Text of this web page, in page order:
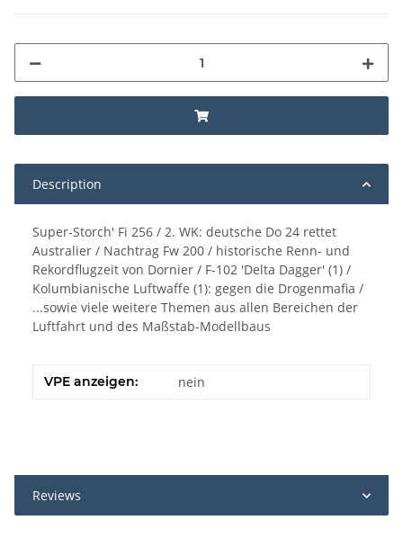
Description
Super-Storch' Fi 256 / 2. WK: deutsche Do 24 rettet
Australier / Nachtrag Fw 200 / historische Renn- und
Rekordflugzeit von Dornier / F-102 'Delta Dagger' (1) /
Kolumbianische Luftwaffe (1): gegen die Drogenmafia /
...sowie viele weitere Themen aus allen Bereichen der
Luftfahrt und des Maßstab-Modellbaus
VPE anzeigen: nein
Reviews